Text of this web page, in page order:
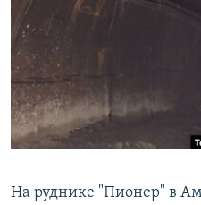
РАСПИСАНИЕ ВЕЩАНИЯ
ПОДПИШИТЕСЬ НА
СОЦИАЛЬНЫЕ СЕТИ
На руднике "Пионер" в